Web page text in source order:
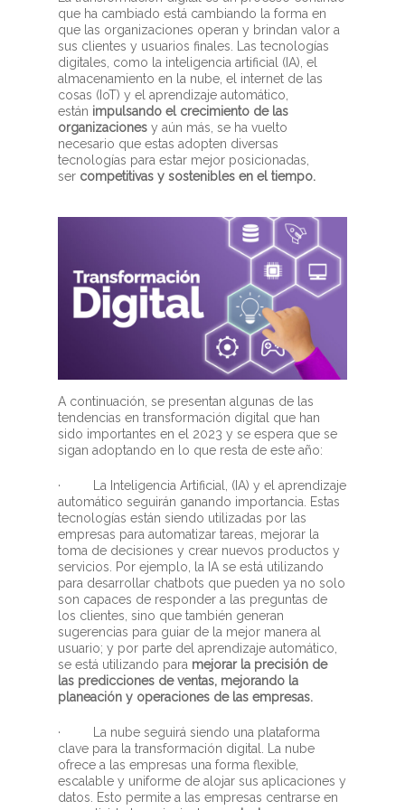
que ha cambiado está cambiando la forma en
que las organizaciones operan y brindan valor a
sus clientes y usuarios finales. Las tecnologías
digitales, como la inteligencia artificial (IA), el
almacenamiento en la nube, el internet de las
cosas (IoT) y el aprendizaje automático,
están impulsando el crecimiento de las
organizaciones y aún más, se ha vuelto
necesario que estas adopten diversas
tecnologías para estar mejor posicionadas,
ser competitivas y sostenibles en el tiempo.
A continuación, se presentan algunas de las
tendencias en transformación digital que han
sido importantes en el 2023 y se espera que se
sigan adoptando en lo que resta de este año:
· La Inteligencia Artificial, (IA) y el aprendizaje
automático seguirán ganando importancia. Estas
tecnologías están siendo utilizadas por las
empresas para automatizar tareas, mejorar la
toma de decisiones y crear nuevos productos y
servicios. Por ejemplo, la IA se está utilizando
para desarrollar chatbots que pueden ya no solo
son capaces de responder a las preguntas de
los clientes, sino que también generan
sugerencias para guiar de la mejor manera al
usuario; y por parte del aprendizaje automático,
se está utilizando para mejorar la precisión de
las predicciones de ventas, mejorando la
planeación y operaciones de las empresas.
· La nube seguirá siendo una plataforma
clave para la transformación digital. La nube
ofrece a las empresas una forma flexible,
escalable y uniforme de alojar sus aplicaciones y
datos. Esto permite a las empresas centrarse en